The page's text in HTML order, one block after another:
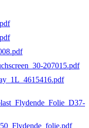
207015.pdf